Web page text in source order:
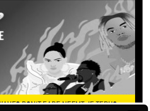
JE TERUG
ZA 6 MRT 2027